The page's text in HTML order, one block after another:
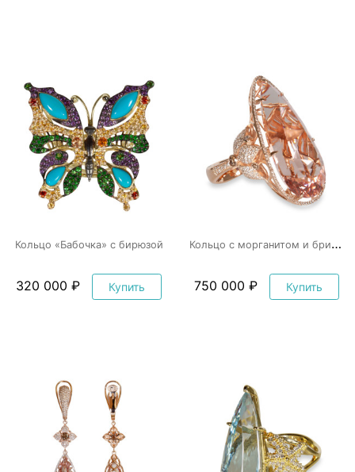
Кольцо «Бабочка» с бирюзой
320 000 ₽ Купить
К
ольцо с морганитом и бриллиантами
750 000 ₽ Купить